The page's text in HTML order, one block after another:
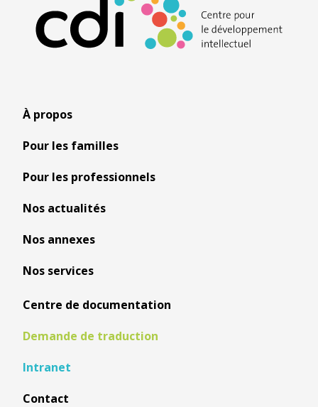
À propos
Pour les familles
Pour les professionnels
Nos actualités
Nos annexes
Nos services
Centre de documentation
Demande de traduction
Intranet
Contact